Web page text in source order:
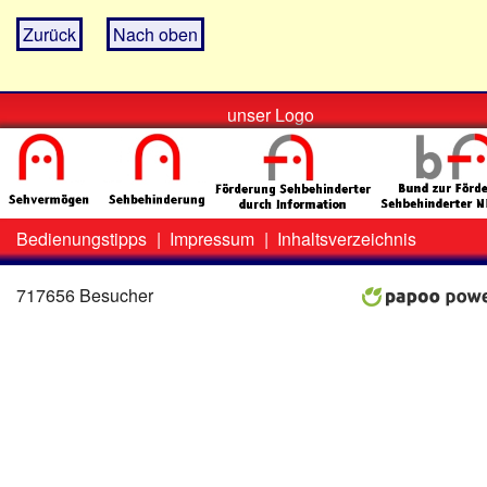
Zurück Nach oben
unser Logo
Zweit-
Menü
Bedienungstipps | Impressum | Inhaltsverzeichnis
717656 Besucher